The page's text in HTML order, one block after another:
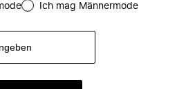
Ich mag Männermode